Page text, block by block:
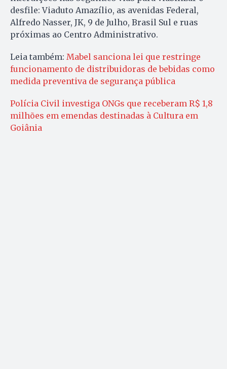
desfile: Viaduto Amazílio, as avenidas Federal,
Alfredo Nasser, JK, 9 de Julho, Brasil Sul e ruas
próximas ao Centro Administrativo.
Leia também: Mabel sanciona lei que restringe
funcionamento de distribuidoras de bebidas como
medida preventiva de segurança pública
Polícia Civil investiga ONGs que receberam R$ 1,8
milhões em emendas destinadas à Cultura em
Goiânia